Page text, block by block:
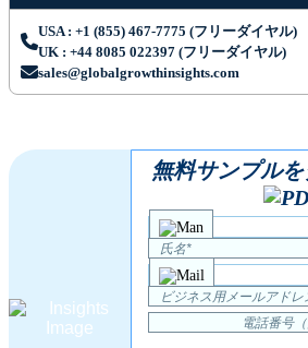
USA : +1 (855) 467-7775 (フリーダイヤル)
UK : +44 8085 022397 (フリーダイヤル)
sales@globalgrowthinsights.com
無料サンプル